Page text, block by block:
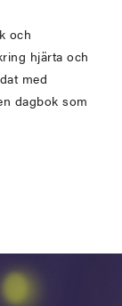
och
hjärta och
med
dagbok som